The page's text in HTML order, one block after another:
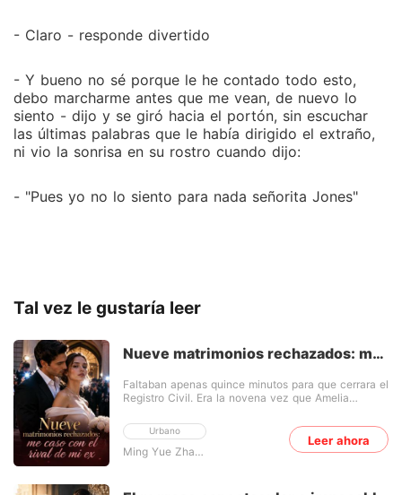
- Claro - responde divertido
- Y bueno no sé porque le he contado todo esto,
debo marcharme antes que me vean, de nuevo lo
siento - dijo y se giró hacia el portón, sin escuchar
las últimas palabras que le había dirigido el extraño,
ni vio la sonrisa en su rostro cuando dijo:
- "Pues yo no lo siento para nada señorita Jones"
Tal vez le gustaría leer
Nueve matrimonios rechazados: me
Urbano
Ming Yue Zhang Die Sui Xin
Faltaban apenas quince minutos para que cerrara el
Registro Civil. Era la novena vez que Amelia
pero no era su prometido, Kayson. Era su asistente,
informando con frialdad que la boda se cancelaba
porque Kamila, la hermanastra de Amelia, se había
olvidados, aniversarios perdidos y, ahora, el día de
Leer ahora